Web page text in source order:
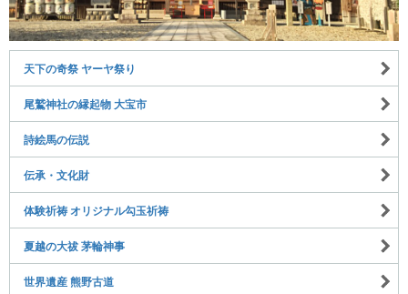
天下の奇祭 ヤーヤ祭り
尾鷲神社の縁起物 大宝市
詩絵馬の伝説
伝承・文化財
体験祈祷 オリジナル勾玉祈祷
夏越の大祓 茅輪神事
世界遺産 熊野古道